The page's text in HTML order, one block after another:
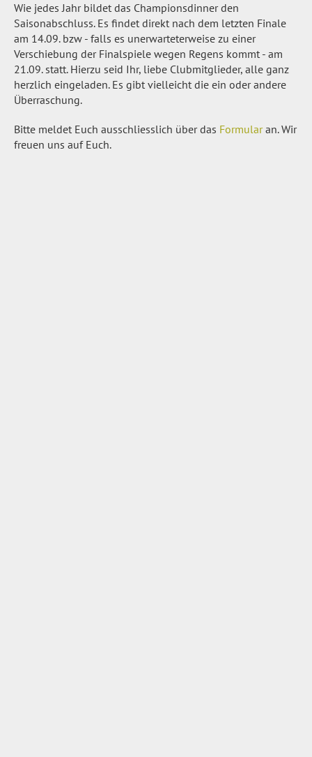
Wie jedes Jahr bildet das Championsdinner den
Saisonabschluss. Es findet direkt nach dem letzten Finale
am 14.09. bzw - falls es unerwarteterweise zu einer
Verschiebung der Finalspiele wegen Regens kommt - am
21.09. statt. Hierzu seid Ihr, liebe Clubmitglieder, alle ganz
herzlich eingeladen. Es gibt vielleicht die ein oder andere
Überraschung.
Bitte meldet Euch ausschliesslich über das Formularan. Wir
freuen uns auf Euch.